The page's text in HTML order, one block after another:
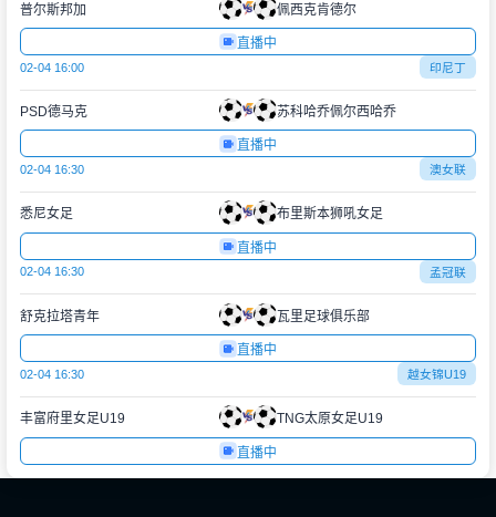
普尔斯邦加 佩西克肯德尔
直播中
02-04 16:00 印尼丁
PSD德马克 苏科哈乔佩尔西哈乔
直播中
02-04 16:30 澳女联
悉尼女足 布里斯本狮吼女足
直播中
02-04 16:30 孟冠联
舒克拉塔青年 瓦里足球俱乐部
直播中
02-04 16:30 越女锦U19
丰富府里女足U19 TNG太原女足U19
直播中